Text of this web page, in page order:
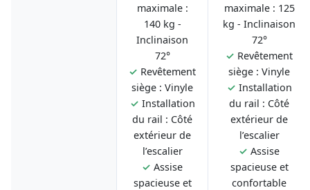
maximale :
140 kg -
Inclinaison
72°
✓ Revêtement
siège : Vinyle
✓ Installation
du rail : Côté
extérieur de
l’escalier
✓ Assise
spacieuse et
maximale : 125
kg - Inclinaison
72°
✓ Revêtement
siège : Vinyle
✓ Installation
du rail : Côté
extérieur de
l’escalier
✓ Assise
spacieuse et
confortable